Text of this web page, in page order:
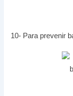
10- Para prevenir